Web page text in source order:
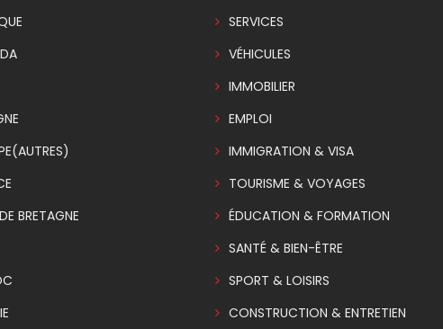
BRETAGNE
SERVICES
VÉHICULES
IMMOBILIER
EMPLOI
IMMIGRATION & VISA
TOURISME & VOYAGES
ÉDUCATION & FORMATION
SANTÉ & BIEN-ÊTRE
SPORT & LOISIRS
CONSTRUCTION & ENTRETIEN